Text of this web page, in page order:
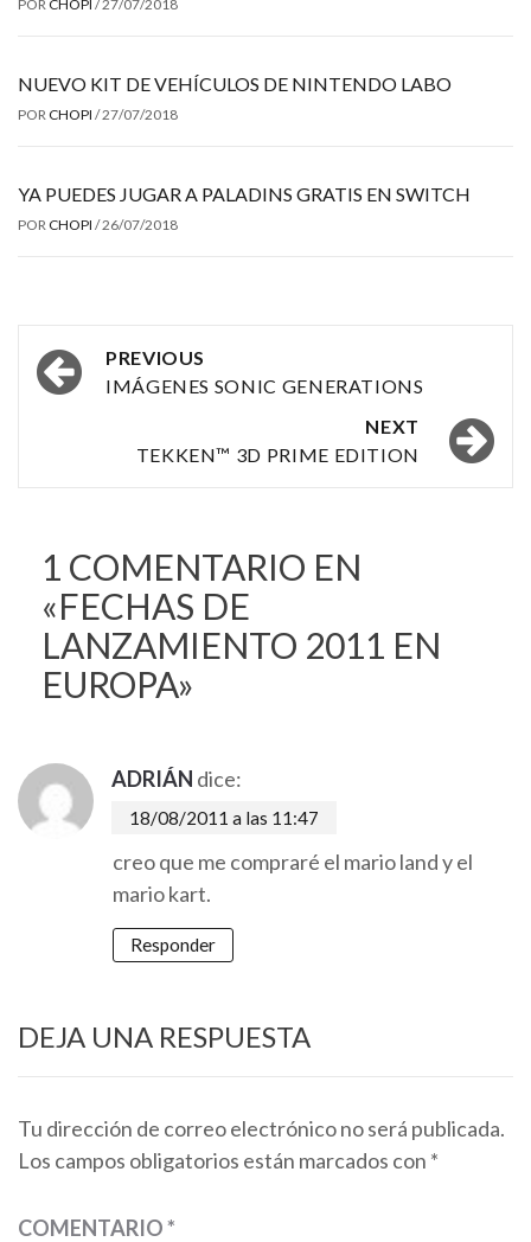
POR CHOPI /27/07/2018
NUEVO KIT DE VEHÍCULOS DE NINTENDO LABO
POR CHOPI /27/07/2018
YA PUEDES JUGAR A PALADINS GRATIS EN SWITCH
POR CHOPI /26/07/2018
Post
navigation
PREVIOUS
IMÁGENES SONIC GENERATIONS
NEXT
TEKKEN™ 3D PRIME EDITION
1 COMENTARIO EN
«FECHAS DE
LANZAMIENTO 2011 EN
EUROPA»
ADRIÁN dice:
18/08/2011 a las 11:47
creo que me compraré el mario land y el
mario kart.
Responder
DEJA UNA RESPUESTA
Tu dirección de correo electrónico no será publicada.
Los campos obligatorios están marcados con *
COMENTARIO*